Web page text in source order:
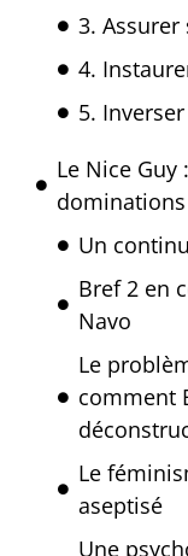
3.
4.
5.
Le Nice
Un
Bref 2 en
Navo
Le
comment
Le
aseptisé
Une